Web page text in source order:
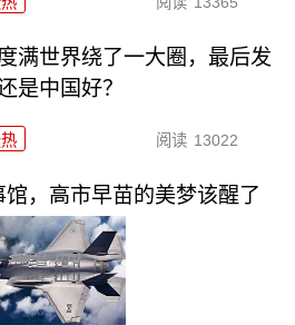
满世界绕了一大圈，最后发
是中国好？
阅读 13022
，高市早苗的美梦该醒了